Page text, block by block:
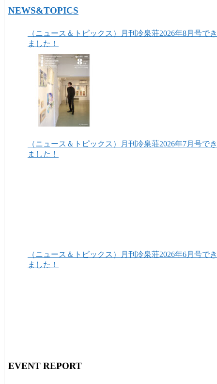
NEWS&TOPICS
（ニュース＆トピックス）月刊冷泉荘2026年8月号でき
ました！
（ニュース＆トピックス）月刊冷泉荘2026年7月号でき
ました！
（ニュース＆トピックス）月刊冷泉荘2026年6月号でき
ました！
EVENT REPORT